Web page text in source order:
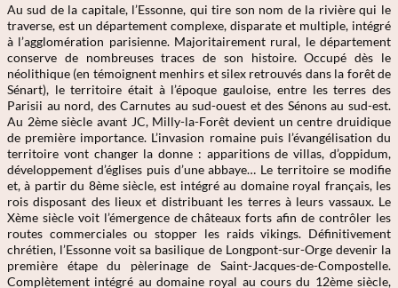
Au sud de la capitale, l’Essonne, qui tire son nom de la rivière qui le
traverse, est un département complexe, disparate et multiple, intégré
à l’agglomération parisienne. Majoritairement rural, le département
conserve de nombreuses traces de son histoire. Occupé dès le
néolithique (en témoignent menhirs et silex retrouvés dans la forêt de
Sénart), le territoire était à l’époque gauloise, entre les terres des
Parisii au nord, des Carnutes au sud-ouest et des Sénons au sud-est.
Au 2ème siècle avant JC, Milly-la-Forêt devient un centre druidique
de première importance. L’invasion romaine puis l’évangélisation du
territoire vont changer la donne : apparitions de villas, d’oppidum,
développement d’églises puis d’une abbaye… Le territoire se modifie
et, à partir du 8ème siècle, est intégré au domaine royal français, les
rois disposant des lieux et distribuant les terres à leurs vassaux. Le
Xème siècle voit l’émergence de châteaux forts afin de contrôler les
routes commerciales ou stopper les raids vikings. Définitivement
chrétien, l’Essonne voit sa basilique de Longpont-sur-Orge devenir la
première étape du pèlerinage de Saint-Jacques-de-Compostelle.
Complètement intégré au domaine royal au cours du 12ème siècle,